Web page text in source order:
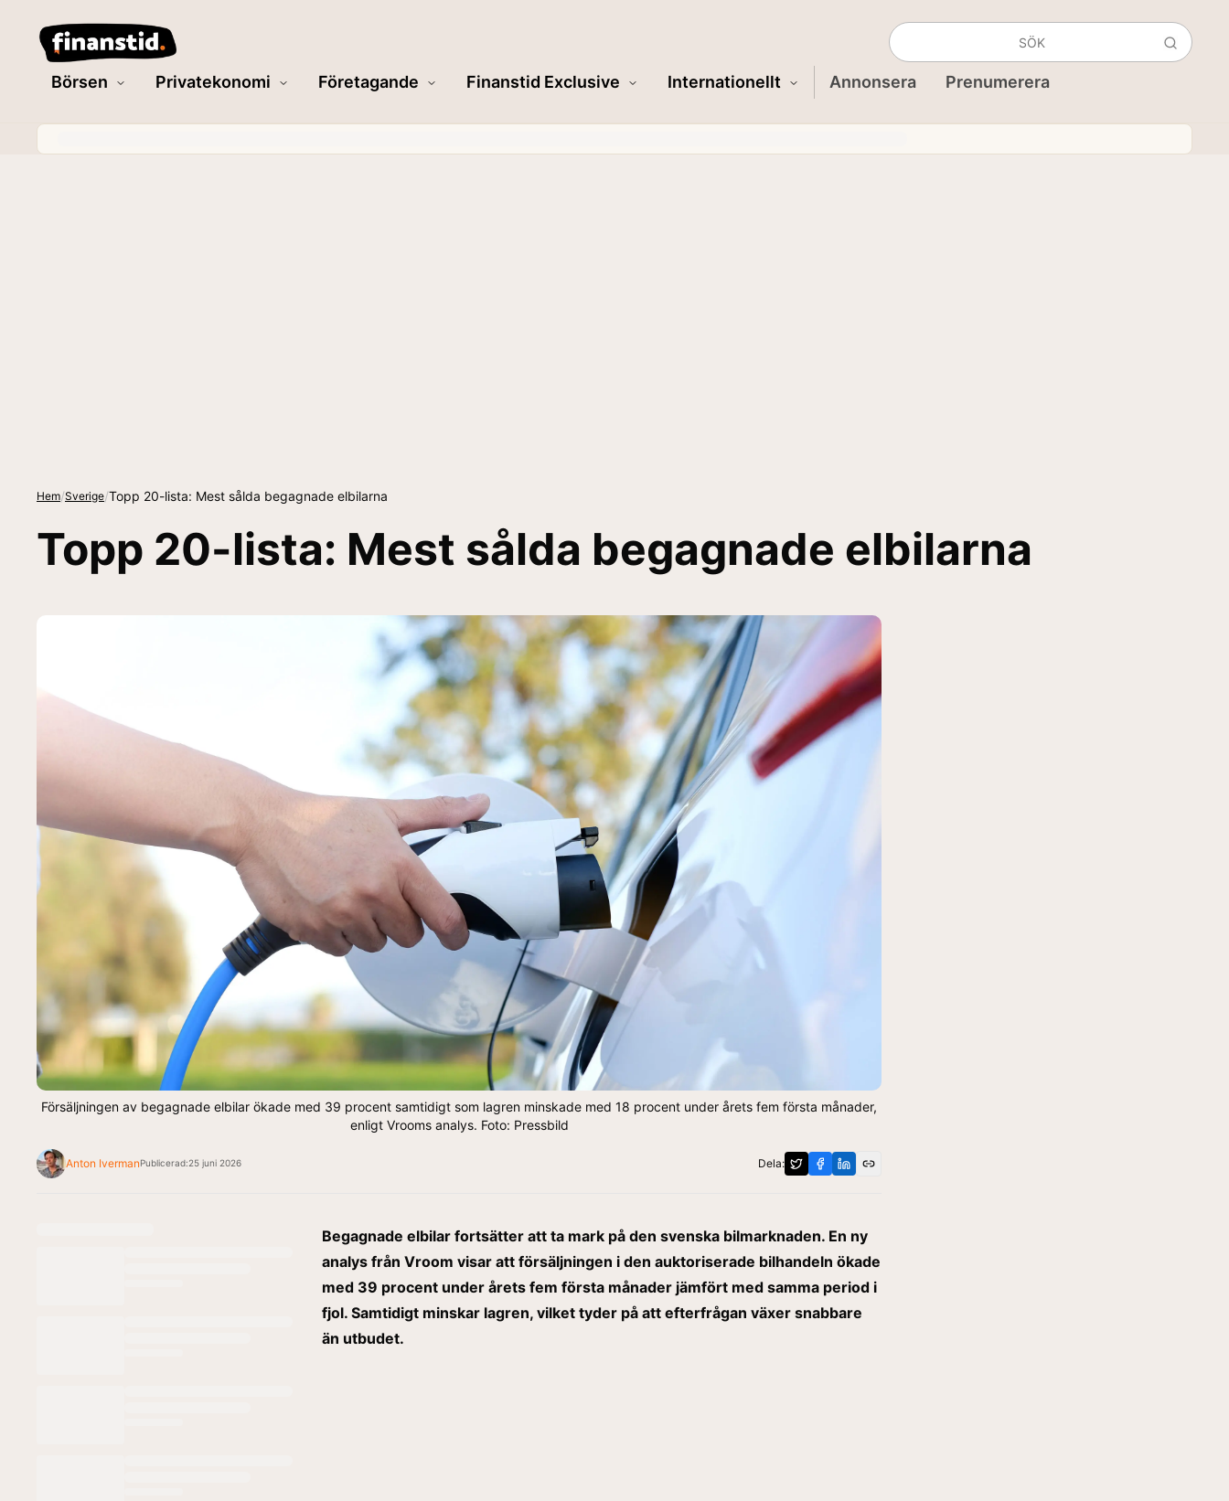
Börsen Privatekonomi Företagande Finanstid Exclusive Internationellt Annonsera Prenumerera
Hem/Sverige/Topp 20-lista: Mest sålda begagnade elbilarna
Topp 20-lista: Mest sålda begagnade elbilarna
Försäljningen av begagnade elbilar ökade med 39 procent samtidigt som lagren minskade med 18 procent under årets fem första månader,
enligt Vrooms analys. Foto: Pressbild
Anton IvermanPublicerad:25 juni 2026 Dela:
Begagnade elbilar fortsätter att ta mark på den svenska bilmarknaden. En ny
analys från Vroom visar att försäljningen i den auktoriserade bilhandeln ökade
med 39 procent under årets fem första månader jämfört med samma period i
fjol. Samtidigt minskar lagren, vilket tyder på att efterfrågan växer snabbare
än utbudet.